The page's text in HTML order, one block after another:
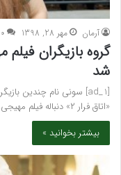
آرمان مهر 28, 1398 ۰
شد
«اتاق فرار ۲» دنباله فیلم مهیجی…
بیشتر بخوانید »